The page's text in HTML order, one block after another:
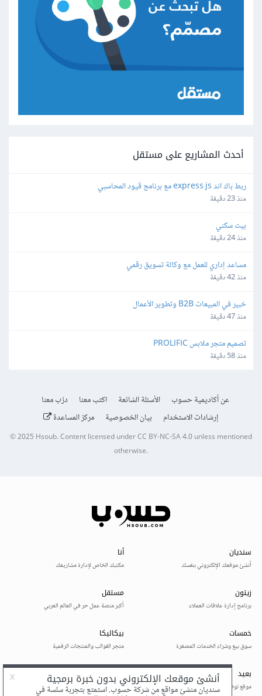
أحدث المشاريع على مستقل
ربط باك اند express js مع برنامج قيود المحاسبي
منذ 23 دقيقة
بيت سكني
منذ 24 دقيقة
مساعد إداري للعمل مع وكالة تسويق رقمي
منذ 42 دقيقة
خبير في المبيعات B2B وتطوير الأعمال
منذ 47 دقيقة
تصميم متجر ملابس PROLIFIC
منذ 58 دقيقة
عن أكاديمية حسوب الأسئلة الشائعة اكتب معنا
درّب معنا
إرشادات الاستخدام
بيان الخصوصية مركز المساعدة
© 2025 Hsoub.Content licensed underCC BY-NC-SA 4.0unless mentioned
otherwise.